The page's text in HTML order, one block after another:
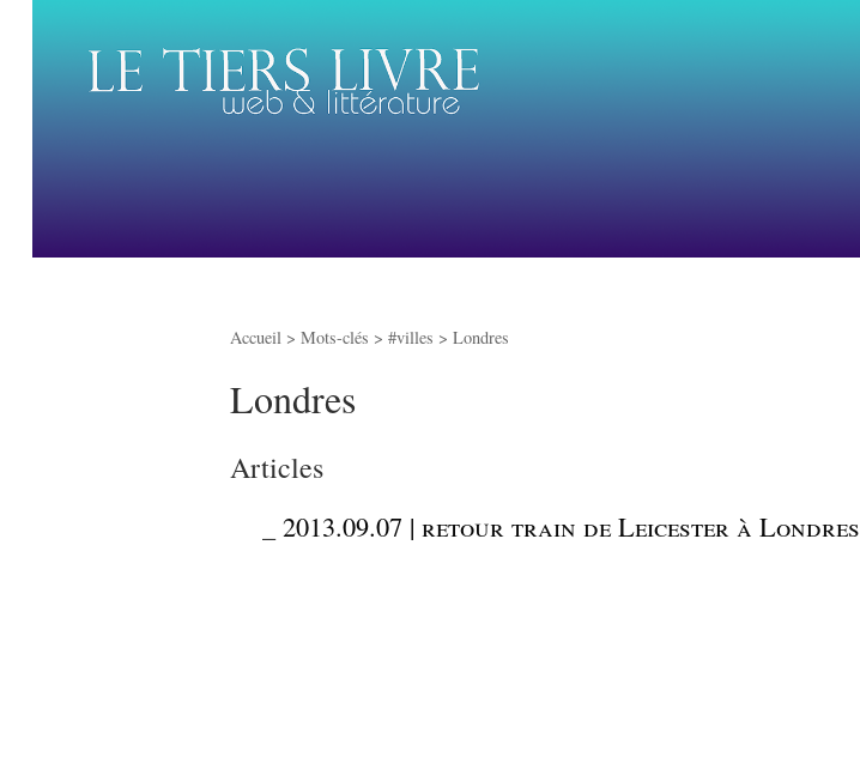
Accueil > Mots-clés > #villes > Londres
Londres
Articles
2013.09.07 | retour train de Leicester à Londres